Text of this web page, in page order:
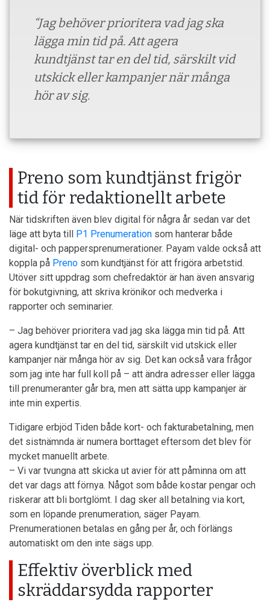
“Jag behöver prioritera vad jag ska
lägga min tid på. Att agera
kundtjänst tar en del tid, särskilt vid
utskick eller kampanjer när många
hör av sig.
Preno som kundtjänst frigör
tid för redaktionellt arbete
När tidskriften även blev digital för några år sedan var det
läge att byta till P1 Prenumeration som hanterar både
digital- och pappersprenumerationer. Payam valde också att
koppla på Preno som kundtjänst för att frigöra arbetstid.
Utöver sitt uppdrag som chefredaktör är han även ansvarig
för bokutgivning, att skriva krönikor och medverka i
rapporter och seminarier.
– Jag behöver prioritera vad jag ska lägga min tid på. Att
agera kundtjänst tar en del tid, särskilt vid utskick eller
kampanjer när många hör av sig. Det kan också vara frågor
som jag inte har full koll på – att ändra adresser eller lägga
till prenumeranter går bra, men att sätta upp kampanjer är
inte min expertis.
Tidigare erbjöd Tiden både kort- och fakturabetalning, men
det sistnämnda är numera borttaget eftersom det blev för
mycket manuellt arbete.
– Vi var tvungna att skicka ut avier för att påminna om att
det var dags att förnya. Något som både kostar pengar och
riskerar att bli bortglömt. I dag sker all betalning via kort,
som en löpande prenumeration, säger Payam.
Prenumerationen betalas en gång per år, och förlängs
automatiskt om den inte sägs upp.
Effektiv överblick med
skräddarsydda rapporter